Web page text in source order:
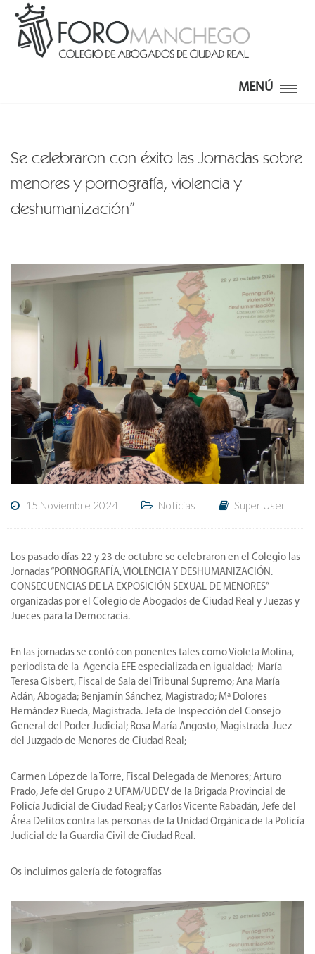
MENÚ
Se celebraron con éxito las Jornadas sobre
menores y pornografía, violencia y
deshumanización”
15 Noviembre 2024 Noticias Super User
Los pasado días 22 y 23 de octubre se celebraron en el Colegio las
Jornadas “PORNOGRAFÍA, VIOLENCIA Y DESHUMANIZACIÓN.
CONSECUENCIAS DE LA EXPOSICIÓN SEXUAL DE MENORES”
organizadas por el Colegio de Abogados de Ciudad Real y Juezas y
Jueces para la Democracia.
En las jornadas se contó con ponentes tales como Violeta Molina,
periodista de la Agencia EFE especializada en igualdad; María
Teresa Gisbert, Fiscal de Sala del Tribunal Supremo; Ana María
Adán, Abogada; Benjamín Sánchez, Magistrado; Mª Dolores
Hernández Rueda, Magistrada. Jefa de Inspección del Consejo
General del Poder Judicial; Rosa María Angosto, Magistrada-Juez
del Juzgado de Menores de Ciudad Real;
Carmen López de la Torre, Fiscal Delegada de Menores; Arturo
Prado, Jefe del Grupo 2 UFAM/UDEV de la Brigada Provincial de
Policía Judicial de Ciudad Real; y Carlos Vicente Rabadán, Jefe del
Área Delitos contra las personas de la Unidad Orgánica de la Policía
Judicial de la Guardia Civil de Ciudad Real.
Os incluimos galería de fotografías